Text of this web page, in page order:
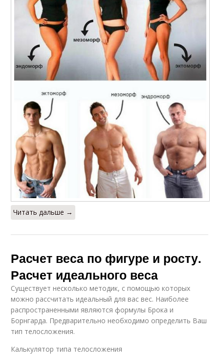
Читать дальше →
Расчет веса по фигуре и росту.
Расчет идеального веса
Существует несколько методик, с помощью которых
можно рассчитать идеальный для вас вес. Наиболее
распространенными являются формулы Брока и
Борнгарда. Предварительно необходимо определить Ваш
тип телосложения.
Калькулятор типа телосложения